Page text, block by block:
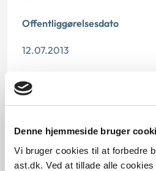
Denne hjemmeside bruger
Vi bruger cookies til at forbedre
ast.dk. Ved at tillade alle
Offentliggørelsesdato
12.07.2013
§ 1
Journalnummer
10920-75